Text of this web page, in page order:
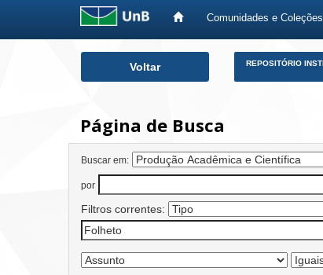
Comunidades e Coleções
Voltar REPOSITÓRIO
Página de Busca
Buscar em:
por
Filtros correntes: